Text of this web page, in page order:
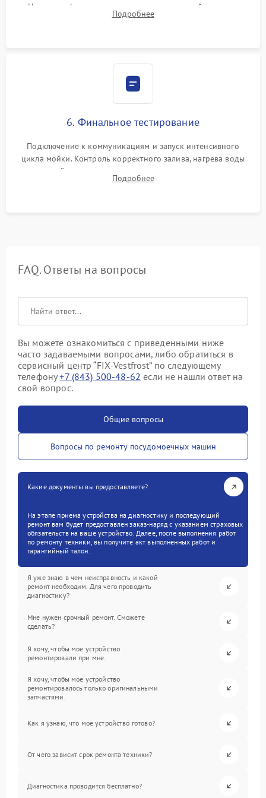
Надежная фиксация хомутов гидравлической системы,
сборка корпуса и установка датчика поплавка.
Подробнее
6. Финальное тестирование
Подключение к коммуникациям и запуск интенсивного
цикла мойки. Контроль корректного залива, нагрева воды
до нужной температуры, отсутствия посторонних шумов,
штатного слива и абсолютной сухости в поддоне.
Подробнее
FAQ. Ответы на вопросы
Вы можете ознакомиться с приведенными ниже
часто задаваемыми вопросами, либо обратиться в
сервисный центр “FIX-Vestfrost” по следующему
телефону+7 (843) 500-48-62 если не нашли ответ на
свой вопрос.
Общие вопросы
Вопросы по ремонту посудомоечных машин
Какие документы вы предоставляете?
На этапе приема устройства на диагностику и последующий
ремонт вам будет предоставлен заказ-наряд с указанием страховых
обязательств на ваше устройство. Далее, после выполнения работ
по ремонту техники, вы получите акт выполненных работ и
гарантийный талон.
Я уже знаю в чем неисправность и какой
ремонт необходим. Для чего проводить
диагностику?
Мне нужен срочный ремонт. Сможете
сделать?
Я хочу, чтобы мое устройство
ремонтировали при мне.
Я хочу, чтобы мое устройство
ремонтировалось только оригинальными
запчастями.
Как я узнаю, что мое устройство готово?
От чего зависит срок ремонта техники?
Диагностика проводится бесплатно?